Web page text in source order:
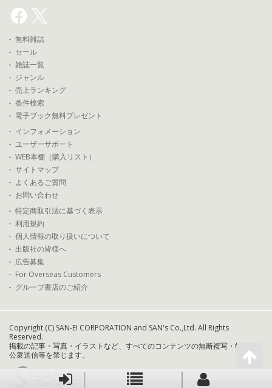
無料雑誌
セール
雑誌一覧
ジャンル
売上ランキング
条件検索
電子ブック無料プレゼント
インフォメーション
ユーザーサポート
WEB本棚（購入リスト）
サイトマップ
よくあるご質問
お問い合わせ
特定商取引法に基づく表示
利用規約
個人情報の取り扱いについて
出版社の皆様へ
広告募集
For Overseas Customers
グループ書店のご紹介
Copyright (C) SAN-EI CORPORATION and SAN's Co.,Ltd. All Rights
Reserved.
掲載の記事・写真・イラストなど、すべてのコンテンツの無断複写・転載・
公衆送信等を禁じます。